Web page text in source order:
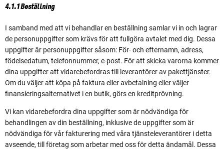
4.1.1 Beställning
I samband med att vi behandlar en beställning samlar vi in och lagrar
de personuppgifter som krävs för att fullgöra avtalet med dig. Dessa
uppgifter är personuppgifter såsom: För- och efternamn, adress,
födelsedatum, telefonnummer, e-post. För att skicka varorna kommer
dina uppgifter att vidarebefordras till leverantörer av pakettjänster.
Om du väljer att köpa på faktura eller avbetalning eller väljer
finansieringsalternativet i en butik, görs en kreditprövning.
Vi kan vidarebefordra dina uppgifter som är nödvändiga för
behandlingen av din beställning, inklusive de uppgifter som är
nödvändiga för vår fakturering med våra tjänsteleverantörer i detta
avseende, till företag som arbetar med oss för detta ändamål. Dessa